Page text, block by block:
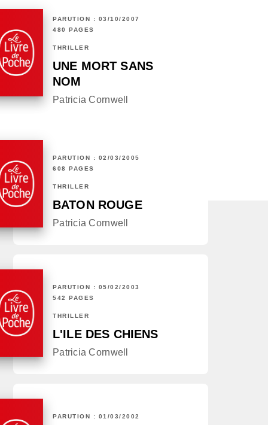
PARUTION : 03/10/2007
480 PAGES
THRILLER
UNE MORT SANS
NOM
Patricia Cornwell
PARUTION : 02/03/2005
608 PAGES
THRILLER
BATON ROUGE
Patricia Cornwell
PARUTION : 05/02/2003
542 PAGES
THRILLER
L'ILE DES CHIENS
Patricia Cornwell
PARUTION : 01/03/2002